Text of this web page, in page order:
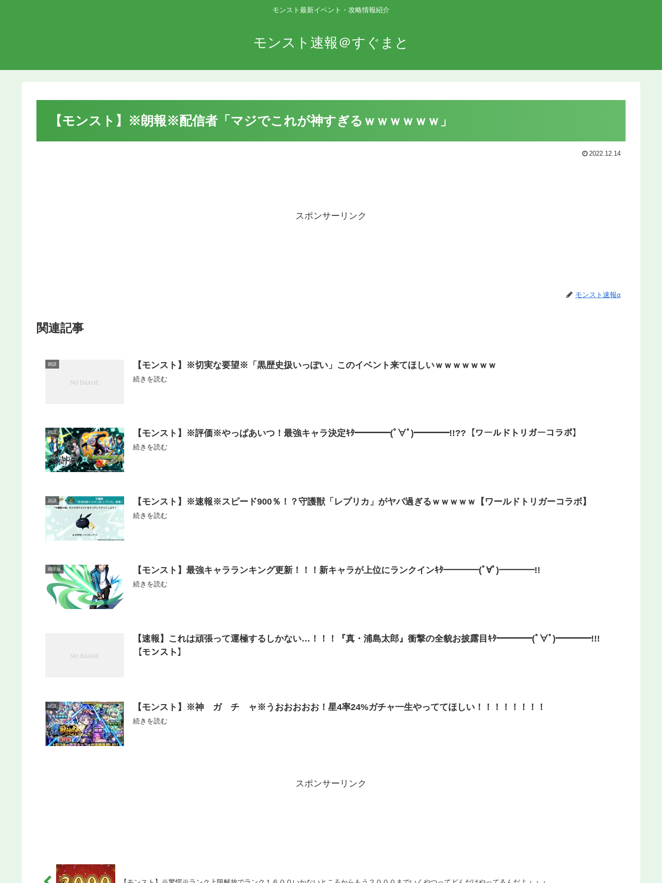
モンスト最新イベント・攻略情報紹介
モンスト速報＠すぐまと
【モンスト】※朗報※配信者「マジでこれが神すぎるｗｗｗｗｗｗ」
2022.12.14
スポンサーリンク
モンスト速報α
関連記事
雑談 【モンスト】※切実な要望※「黒歴史扱いっぽい」このイベント来てほしいｗｗｗｗｗｗｗ
続きを読む
雑談 【モンスト】※評価※やっぱあいつ！最強キャラ決定ｷﾀ━━━━(ﾟ∀ﾟ)━━━━!!??【ワールドトリガーコラボ】
続きを読む
雑談 【モンスト】※速報※スピード900％！？守護獣「レプリカ」がヤバ過ぎるｗｗｗｗｗ【ワールドトリガーコラボ】
続きを読む
掲示板 【モンスト】最強キャラランキング更新！！！新キャラが上位にランクインｷﾀ━━━━(ﾟ∀ﾟ)━━━━!!
続きを読む
【速報】これは頑張って運極するしかない…！！！『真・浦島太郎』衝撃の全貌お披露目ｷﾀ━━━━(ﾟ∀ﾟ)━━━━!!!
【モンスト】
雑談 【モンスト】※神 ガ チ ャ※うおおおおお！星4率24%ガチャ一生やっててほしい！！！！！！！！
続きを読む
スポンサーリンク